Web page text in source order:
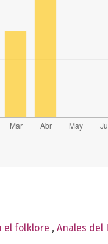
el folklore , Anales del